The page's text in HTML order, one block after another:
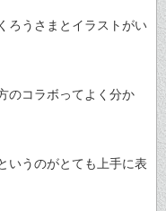
ろうさまとイラストがい
のコラボってよく分か
いうのがとても上手に表